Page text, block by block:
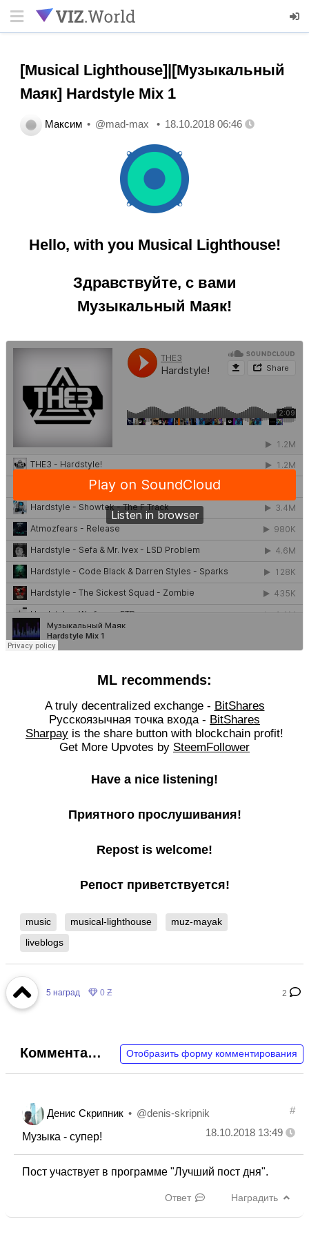
[Musical Lighthouse]|[Музыкальный
Маяк] Hardstyle Mix 1
Максим @mad-max 18.10.2018 06:46
Hello, with you Musical Lighthouse!
Здравствуйте, с вами
Музыкальный Маяк!
ML recommends:
A truly decentralized exchange - BitShares
Русскоязычная точка входа - BitShares
Sharpay is the share button with blockchain profit!
Get More Upvotes by SteemFollower
Have a nice listening!
Приятного прослушивания!
Repost is welcome!
Репост приветствуется!
music musical-lighthouse
muz-mayak
liveblogs
2
5 наград 0 Ƶ
Отобразить форму комментирования
Комментарии
Денис Скрипник @denis-skripnik
#
18.10.2018 13:49
Музыка - супер!
Пост участвует в программе "Лучший пост дня".
Ответ Наградить